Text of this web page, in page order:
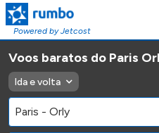
Powered by Jetcost
Voos baratos do Paris
Ida e volta